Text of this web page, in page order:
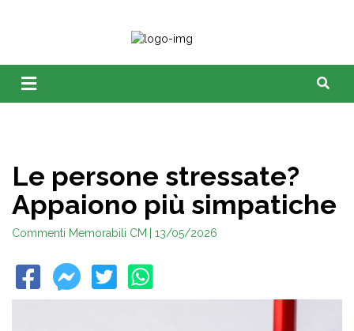
Le persone stressate?
Appaiono più simpatiche
Commenti Memorabili CM | 13/05/2026